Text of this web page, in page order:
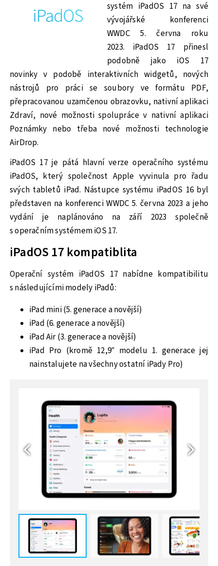
systém iPadOS 17 na své
vývojářské konferenci
WWDC 5. června roku
2023. iPadOS 17 přinesl
podobně jako iOS 17
novinky v podobě interaktivních widgetů, nových
nástrojů pro práci se soubory ve formátu PDF,
přepracovanou uzamčenou obrazovku, nativní aplikaci
Zdraví, nové možnosti spolupráce v nativní aplikaci
Poznámky nebo třeba nové možnosti technologie
AirDrop.
iPadOS 17 je pátá hlavní verze operačního systému
iPadOS, který společnost Apple vyvinula pro řadu
svých tabletů iPad. Nástupce systému iPadOS 16 byl
představen na konferenci WWDC 5. června 2023 a jeho
vydání je naplánováno na září 2023 společně
s operačním systémem iOS 17.
iPadOS 17 kompatiblita
Operační systém iPadOS 17 nabídne kompatibilitu
s následujícími modely iPadů:
iPad mini (5. generace a novější)
iPad (6. generace a novější)
iPad Air (3. generace a novější)
iPad Pro (kromě 12,9″ modelu 1. generace jej
nainstalujete na všechny ostatní iPady Pro)